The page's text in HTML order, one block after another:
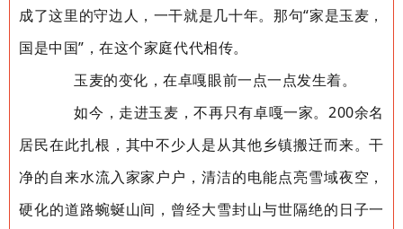
成了这里的守边人，一干就是几十年。那句“家是玉麦，
国是中国”，在这个家庭代代相传。
玉麦的变化，在卓嘎眼前一点一点发生着。
如今，走进玉麦，不再只有卓嘎一家。200余名
居民在此扎根，其中不少人是从其他乡镇搬迁而来。干
净的自来水流入家家户户，清洁的电能点亮雪域夜空，
硬化的道路蜿蜒山间，曾经大雪封山与世隔绝的日子一